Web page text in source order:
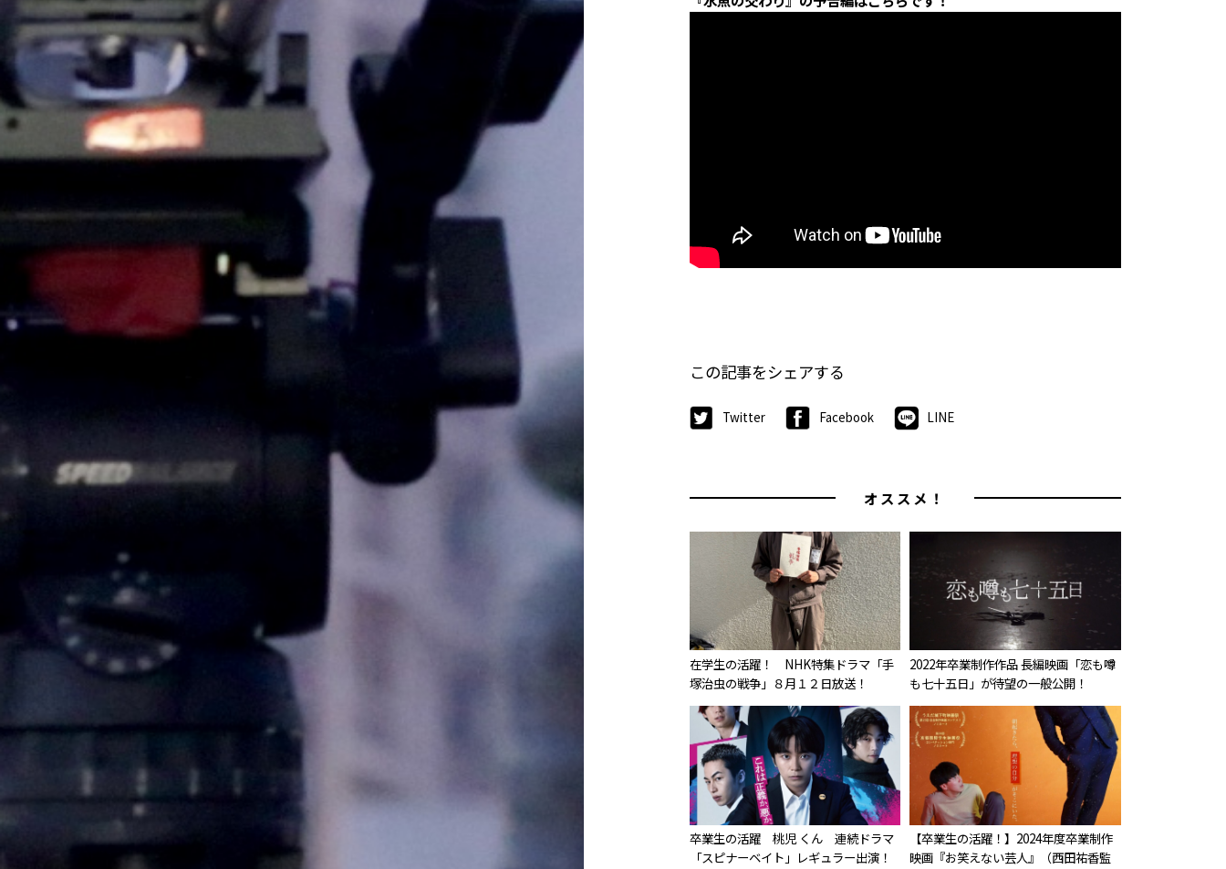
この記事をシェアする
Twitter Facebook LINE
オススメ！
在学生の活躍！ NHK特集ドラマ「手
塚治虫の戦争」８月１２日放送！
2022年卒業制作作品 長編映画「恋も噂
も七十五日」が待望の一般公開！
卒業生の活躍 桃児 くん 連続ドラマ
「スピナーベイト」レギュラー出演！
【卒業生の活躍！】2024年度卒業制作
映画『お笑えない芸人』（西田祐香監